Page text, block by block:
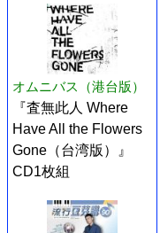
オムニバス（港台版）
『査無此人 Where
Have All the Flowers
Gone（台湾版）』
CD1枚組